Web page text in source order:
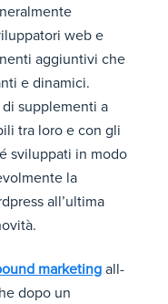
web e
aggiuntivi che
e dinamici.
di supplementi a
tra loro e con gli
sviluppati in modo
la
all’ultima
marketingall-
dopo un